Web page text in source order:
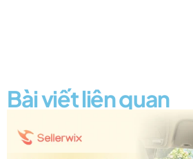
Bài viết liên quan